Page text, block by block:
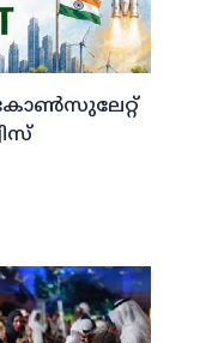
കോണ്‍സുലേറ്റ്